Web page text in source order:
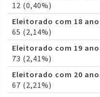
12 (0,40%)
Eleitorado com 18
65 (2,14%)
Eleitorado com 19
73 (2,41%)
Eleitorado com 20
67 (2,21%)